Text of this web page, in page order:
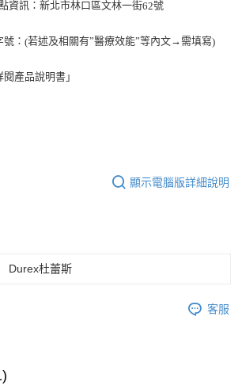
資訊：新北市林口區文林一街62號
： (若述及相關有”醫療效能”等內文→需填寫)
產品說明書」
顯示電腦版詳細說明
Durex杜蕾斯
客服